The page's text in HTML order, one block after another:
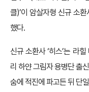
클)’이 암살자형 신규 소환
했다.
신규 소환사 ‘히스’는 라
리 하얀 그림자 용병단 출
숨에 적진에 파고든 뒤 단